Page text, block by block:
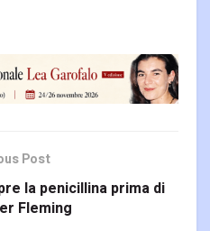
Post
la penicillina prima di
Fleming